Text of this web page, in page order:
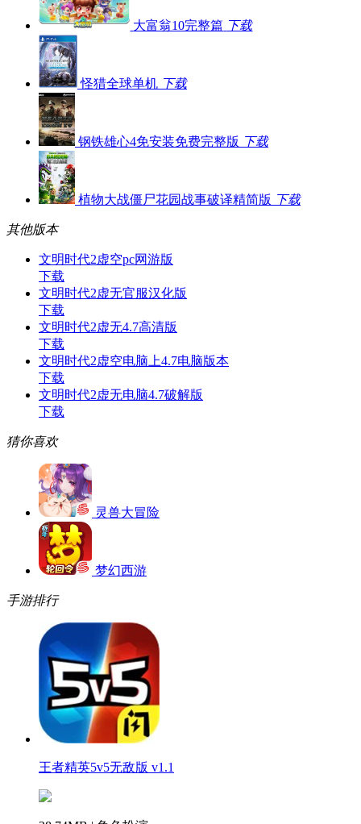
大富翁10完整篇 下载
怪猎全球单机 下载
钢铁雄心4免安装免费完整版 下载
植物大战僵尸花园战事破译精简版 下载
其他版本
文明时代2虚空pc网游版
下载
文明时代2虚无官服汉化版
下载
文明时代2虚无4.7高清版
下载
文明时代2虚空电脑上4.7电脑版本
下载
文明时代2虚无电脑4.7破解版
下载
猜你喜欢
灵兽大冒险
梦幻西游
手游排行
王者精英5v5无敌版 v1.1